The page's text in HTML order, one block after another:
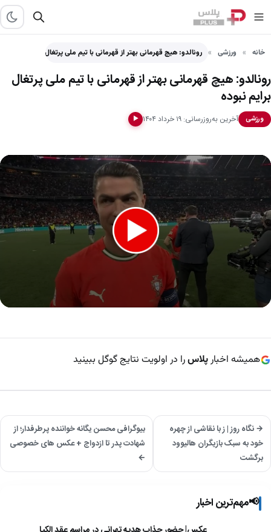
خانه ورزشی رونالدو: هیچ قهرمانی بهتر از قهرمانی با تیم ملی پرتغال…
رونالدو: هیچ قهرمانی بهتر از قهرمانی با تیم ملی پرتغال
برایم نبوده
ورزشی آخرین به‌روزرسانی: ۱۹ خرداد ۱۴۰۴ ▶
1
همیشه اخبارپلاسرا در اولویت نتایج گوگل ببینید
→ نگاه روز | ز با نقاشی از چهره
خود به سبک بازیگران هالیوود
برگشت
بیوگرافی محسن یگانه خواننده پرطرفدار؛ از
شهادت پدر تا ازدواج + عکس های خصوصی
←
📢مهم‌ترین اخبار